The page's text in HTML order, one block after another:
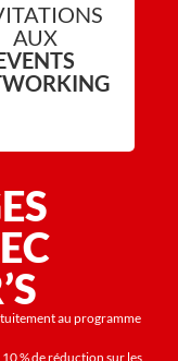
AUX
au programme
% de réduction sur les